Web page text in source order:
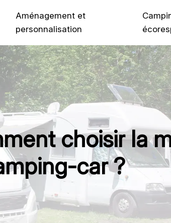
Aménagement et
personnalisation
choisir la
car ?